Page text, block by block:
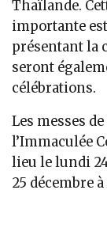
Thaïlande.
importante
présentant la
seront
célébrations.
Les messes
l’Immaculée
lieu le lundi
25 décembre